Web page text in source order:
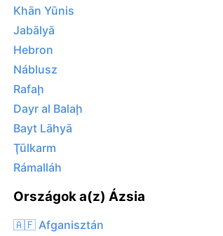
Khān Yūnis
Jabālyā
Hebron
Náblusz
Rafaḩ
Dayr al Balaḩ
Bayt Lāhyā
Ţūlkarm
Rámalláh
Országok a(z) Ázsia
🇦🇫 Afganisztán